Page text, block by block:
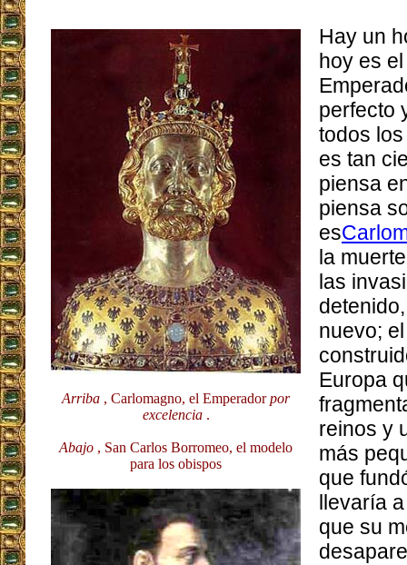
Arriba , Carlomagno, el Emperadorpor
excelencia .
Abajo , San Carlos Borromeo, el modelo
para los obispos
Hay un
hoy es
perfecto
todos
es tan
piensa
piensa
es
la
las
nuevo;
Europa
reinos y
más
que
llevaría
que su